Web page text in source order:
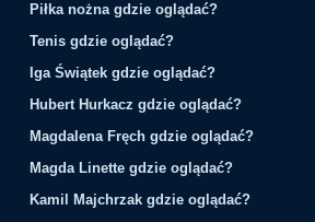
Piłka nożna gdzie oglądać?
Tenis gdzie oglądać?
Iga Świątek gdzie oglądać?
Hubert Hurkacz gdzie oglądać?
Magdalena Fręch gdzie oglądać?
Magda Linette gdzie oglądać?
Kamil Majchrzak gdzie oglądać?